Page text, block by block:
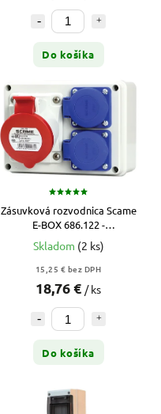
Do košíka
Zásuvková rozvodnica Scame
E-BOX 686.122 -
16A/5p/2x230V (bez istenia)
Skladom (2 ks)
15,25 € bez DPH
18,76 € / ks
Do košíka